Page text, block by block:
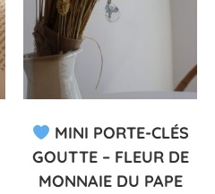
MINI PORTE-CLÉS
GOUTTE – FLEUR DE
MONNAIE DU PAPE